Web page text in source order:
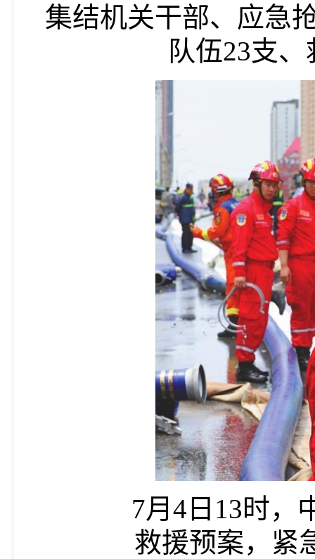
集结机关干部、应急
队伍23支
7月4日13时，中
救援预案，紧